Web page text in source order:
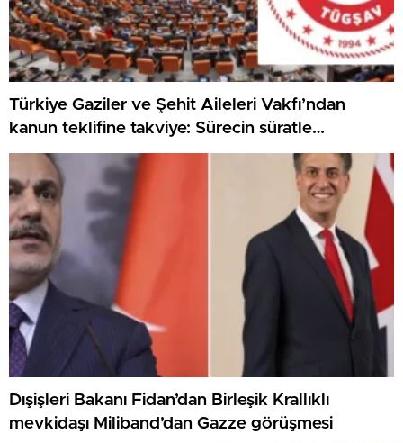
Türkiye Gaziler ve Şehit Aileleri Vakfı’ndan
kanun teklifine takviye: Sürecin süratle
tamamlanmasını temenni ediyoruz
Dışişleri Bakanı Fidan’dan Birleşik Krallıklı
mevkidaşı Miliband’dan Gazze görüşmesi